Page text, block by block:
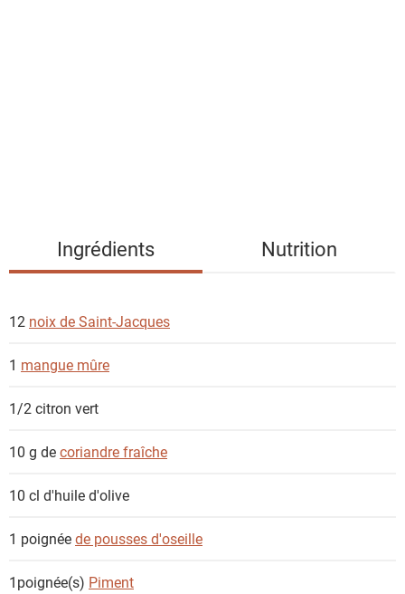
t
Ingrédients Nutrition
12 noix de Saint-Jacques
1 mangue mûre
1/2 citron vert
10 g decoriandre fraîche
10 cl d'huile d'olive
1 poignéede pousses d'oseille
1poignée(s) Piment